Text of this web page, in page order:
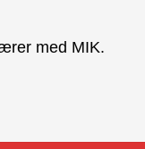
med MIK.